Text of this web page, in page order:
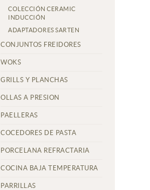
COLECCIÓN CERAMIC
INDUCCIÓN
ADAPTADORES SARTEN
CONJUNTOS FREIDORES
WOKS
GRILLS Y PLANCHAS
OLLAS A PRESION
PAELLERAS
COCEDORES DE PASTA
PORCELANA REFRACTARIA
COCINA BAJA TEMPERATURA
PARRILLAS